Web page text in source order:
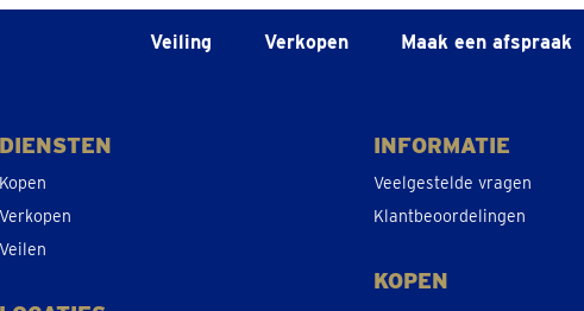
Veiling Verkopen Maak een afspraak
DIENSTEN
Kopen
Verkopen
Veilen
INFORMATIE
Veelgestelde vragen
Klantbeoordelingen
KOPEN